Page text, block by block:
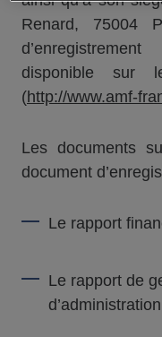
Renard, 75004
disponible sur
(http://www.amf-
Les documents
document
Le rapport
Le rapport de